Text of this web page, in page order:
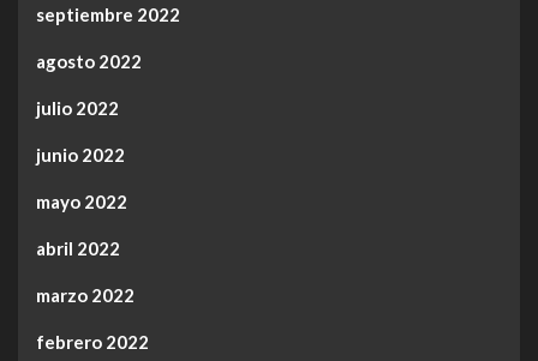
septiembre 2022
agosto 2022
julio 2022
junio 2022
mayo 2022
abril 2022
marzo 2022
febrero 2022